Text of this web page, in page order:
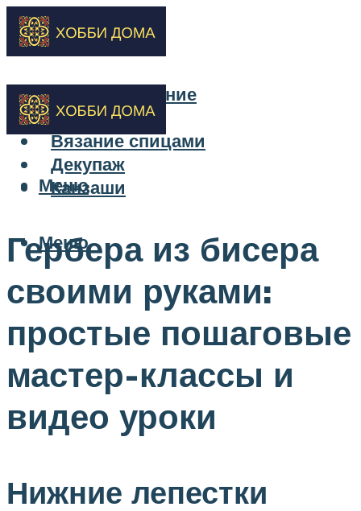
Бисероплетение
Вышивка
Вязание спицами
Декупаж
Канзаши
Меню
Меню
Гербера из бисера
своими руками:
простые пошаговые
мастер-классы и
видео уроки
Нижние лепестки